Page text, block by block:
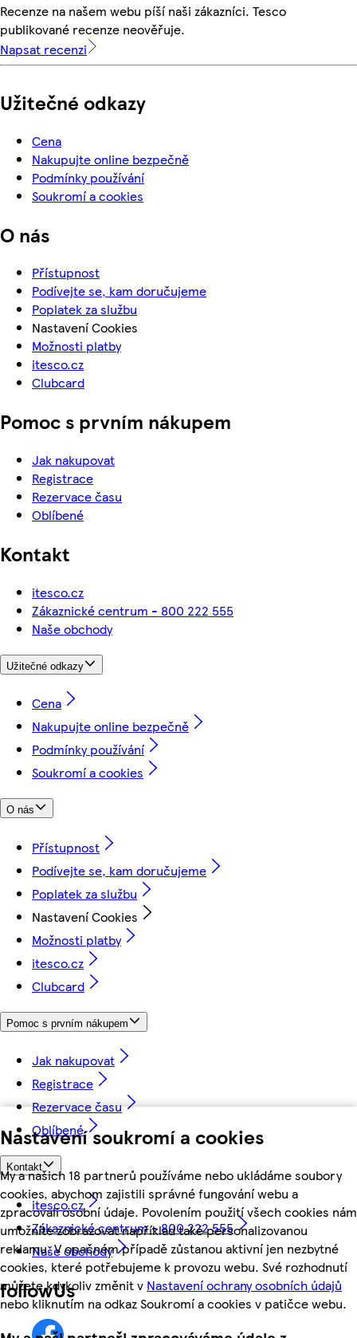
Nastavení soukromí a cookies
My a našich 18 partnerů používáme nebo ukládáme soubory
cookies, abychom zajistili správné fungování webu a
zpracovali osobní údaje. Povolením použití všech cookies nám
umožníte zobrazovat například také personalizovanou
reklamu. V opačném případě zůstanou aktivní jen nezbytné
cookies, které potřebujeme k provozu webu. Své rozhodnutí
můžete kdykoliv změnit v Nastavení ochrany osobních údajů
nebo kliknutím na odkaz Soukromí a cookies v patičce webu.
Recenze na našem webu píší naši zákazníci. Tesco
publikované recenze neověřuje.
Napsat recenzi
Užitečné odkazy
Cena
Nakupujte online bezpečně
Podmínky používání
Soukromí a cookies
O nás
Přístupnost
Podívejte se, kam doručujeme
Poplatek za službu
Nastavení Cookies
Možnosti platby
itesco.cz
Clubcard
Pomoc s prvním nákupem
Jak nakupovat
Registrace
Rezervace času
Oblíbené
Kontakt
itesco.cz
Zákaznické centrum - 800 222 555
Naše obchody
Užitečné odkazy
Cena
Nakupujte online bezpečně
Podmínky používání
Soukromí a cookies
O nás
Přístupnost
Podívejte se, kam doručujeme
Poplatek za službu
Nastavení Cookies
Možnosti platby
itesco.cz
Clubcard
Pomoc s prvním nákupem
Jak nakupovat
Registrace
Rezervace času
Oblíbené
Kontakt
itesco.cz
Zákaznické centrum - 800 222 555
Naše obchody
followUs